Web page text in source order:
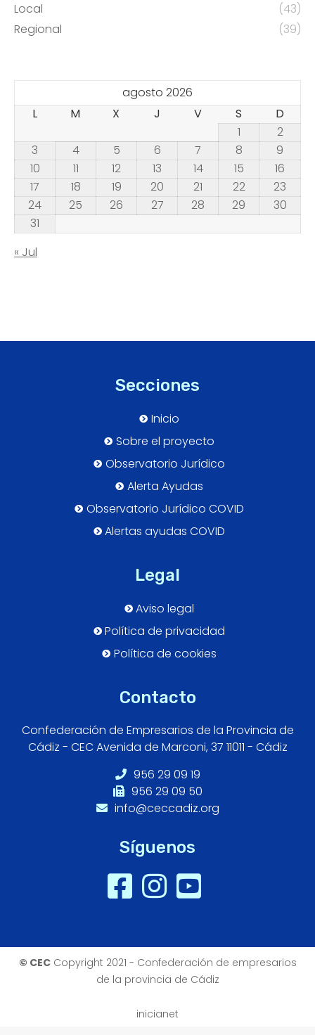
Local
(43)
Regional
(39)
agosto 2026
L
M X J V S
D
1
2
3
4 5 6 7 8
9
10
11 12 13 14 15
16
17
18 19 20 21 22
23
24
25 26 27 28 29
30
31
« Jul
Secciones
Inicio
Sobre el proyecto
Observatorio Jurídico
Alerta Ayudas
Observatorio Jurídico COVID
Alertas ayudas COVID
Legal
Aviso legal
Política de privacidad
Política de cookies
Contacto
Confederación de Empresarios de la Provincia de
Cádiz - CEC Avenida de Marconi, 37 11011 - Cádiz
956 29 09 19
956 29 09 50
info@ceccadiz.org
Síguenos
© CECCopyright 2021 - Confederación de empresarios
de la provincia de Cádiz
inicianet